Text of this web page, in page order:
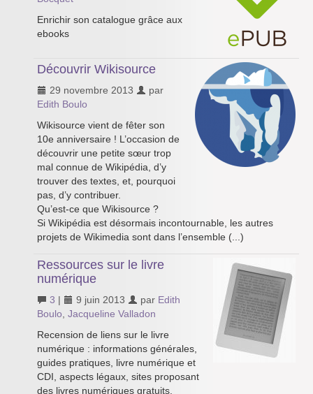
Enrichir son catalogue grâce aux
ebooks
Découvrir Wikisource
29 novembre 2013
par
Edith Boulo
Wikisource vient de fêter son
10e anniversaire ! L’occasion de
découvrir une petite sœur trop
mal connue de Wikipédia, d’y
trouver des textes, et, pourquoi
pas, d’y contribuer.
Qu’est-ce que Wikisource ?
Si Wikipédia est désormais incontournable, les autres
projets de Wikimedia sont dans l’ensemble (...)
Ressources sur le livre
numérique
3 | 9 juin 2013 par Edith
Boulo Jacqueline Valladon
Recension de liens sur le livre
numérique : informations générales,
guides pratiques, livre numérique et
CDI, aspects légaux, sites proposant
des livres numériques gratuits.